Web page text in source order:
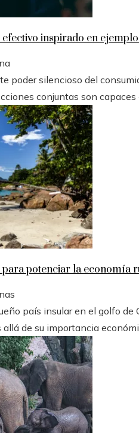
inspirado en
poder silencioso del
conjuntas son capaces
potenciar la economía
país insular en el golfo
de su importancia